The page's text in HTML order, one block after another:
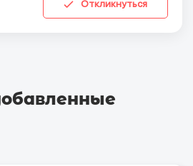
Откликнуться